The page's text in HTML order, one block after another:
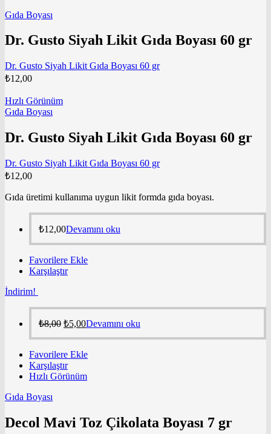
Gıda Boyası
Dr. Gusto Siyah Likit Gıda Boyası 60 gr
Dr. Gusto Siyah Likit Gıda Boyası 60 gr
₺12,00
Hızlı Görünüm
Gıda Boyası
Dr. Gusto Siyah Likit Gıda Boyası 60 gr
Dr. Gusto Siyah Likit Gıda Boyası 60 gr
₺12,00
Gıda üretimi kullanıma uygun likit formda gıda boyası.
₺12,00Devamını oku
Favorilere Ekle
Karşılaştır
İndirim!
₺8,00 ₺5,00Devamını oku
Favorilere Ekle
Karşılaştır
Hızlı Görünüm
Gıda Boyası
Decol Mavi Toz Çikolata Boyası 7 gr